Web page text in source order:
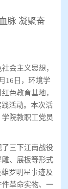
脉 凝聚奋
会主义思想，
16日，环境学
色教育基地，
活动。本次活
院教职工党员
三下江南战役
、展板等形式
罗明星事迹及
革命实物、一